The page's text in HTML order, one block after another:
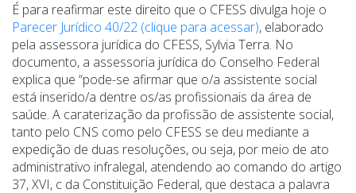
É para reafirmar este direito que o CFESS divulga hoje o
Parecer Jurídico 40/22 (clique para acessar), elaborado
pela assessora jurídica do CFESS, Sylvia Terra. No
documento, a assessoria jurídica do Conselho Federal
explica que “pode-se afirmar que o/a assistente social
está inserido/a dentre os/as profissionais da área de
saúde. A caraterização da profissão de assistente social,
tanto pelo CNS como pelo CFESS se deu mediante a
expedição de duas resoluções, ou seja, por meio de ato
administrativo infralegal, atendendo ao comando do artigo
37, XVI, c da Constituição Federal, que destaca a palavra